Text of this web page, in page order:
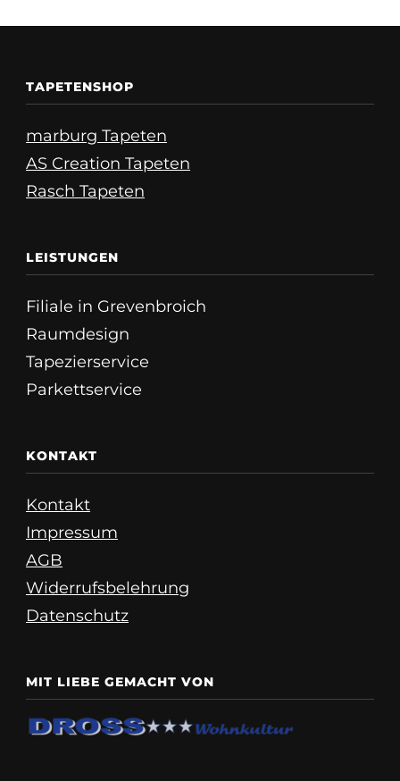
TAPETENSHOP
marburg Tapeten
AS Creation Tapeten
Rasch Tapeten
LEISTUNGEN
Filiale in Grevenbroich
Raumdesign
Tapezierservice
Parkettservice
KONTAKT
Kontakt
Impressum
AGB
Widerrufsbelehrung
Datenschutz
MIT LIEBE GEMACHT VON